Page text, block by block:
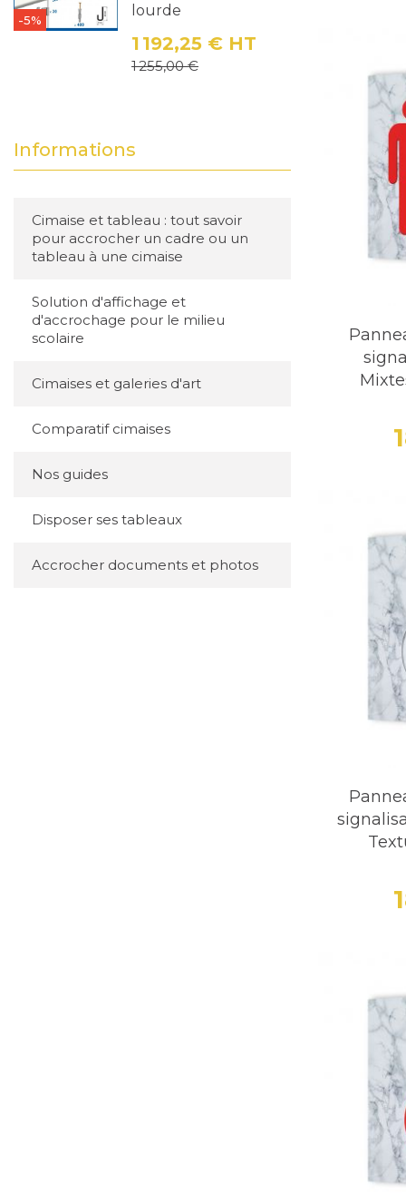
-5%
lourde
Prix
1 192,25 € HT
Prix de base
1 255,00 €
Informations
Cimaise et tableau : tout savoir
pour accrocher un cadre ou un
tableau à une cimaise
Solution d'affichage et
d'accrochage pour le milieu
scolaire
Cimaises et galeries d'art
Comparatif cimaises
Nos guides
Disposer ses tableaux
Accrocher documents et photos
abrasif
Nous
sont
Conclusion
Opter